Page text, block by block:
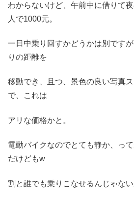
わからないけど、午前中に借りて
人で1000元。
一日中乗り回すかどうかは別です
りの距離を
移動でき、且つ、景色の良い写真
で、これは
アリな価格かと。
電動バイクなのでとても静か、っ
だけどもw
割と誰でも乗りこなせるんじゃない